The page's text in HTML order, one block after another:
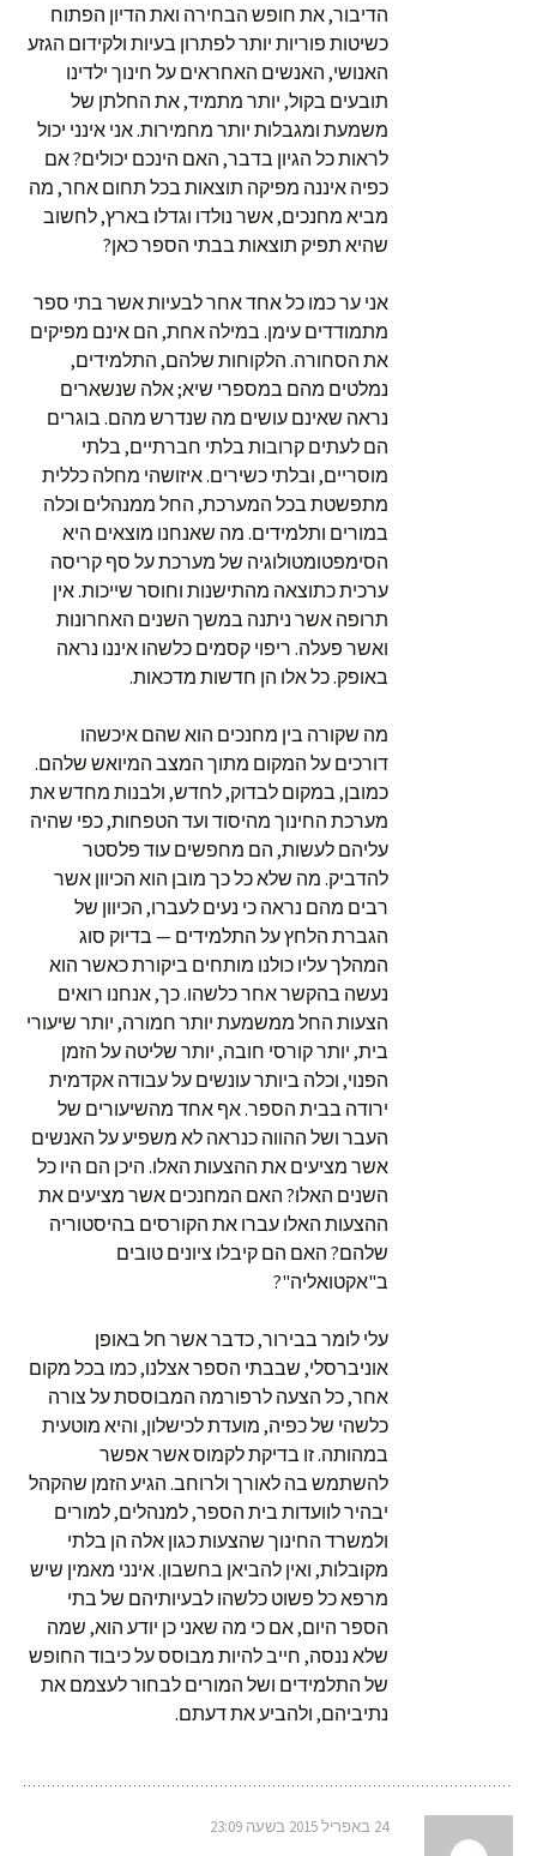
הדיבור, את חופש הבחירה ואת הדיון הפתוח
כשיטות פוריות יותר לפתרון בעיות ולקידום הגזע
האנושי, האנשים האחראים על חינוך ילדינו
תובעים בקול, יותר מתמיד, את החלתן של
משמעת ומגבלות יותר מחמירות. אני אינני יכול
לראות כל הגיון בדבר, האם הינכם יכולים? אם
כפיה איננה מפיקה תוצאות בכל תחום אחר, מה
מביא מחנכים, אשר נולדו וגדלו בארץ, לחשוב
שהיא תפיק תוצאות בבתי הספר כאן?
אני ער כמו כל אחד אחר לבעיות אשר בתי ספר
מתמודדים עימן. במילה אחת, הם אינם מפיקים
את הסחורה. הלקוחות שלהם, התלמידים,
נמלטים מהם במספרי שיא; אלה שנשארים
נראה שאינם עושים מה שנדרש מהם. בוגרים
הם לעתים קרובות בלתי חברתיים, בלתי
מוסריים, ובלתי כשירים. איזושהי מחלה כללית
מתפשטת בכל המערכת, החל ממנהלים וכלה
במורים ותלמידים. מה שאנחנו מוצאים היא
הסימפטומטולוגיה של מערכת על סף קריסה
ערכית כתוצאה מהתישנות וחוסר שייכות. אין
תרופה אשר ניתנה במשך השנים האחרונות
ואשר פעלה. ריפוי קסמים כלשהו איננו נראה
באופק. כל אלו הן חדשות מדכאות.
מה שקורה בין מחנכים הוא שהם איכשהו
דורכים על המקום מתוך המצב המיואש שלהם.
כמובן, במקום לבדוק, לחדש, ולבנות מחדש את
מערכת החינוך מהיסוד ועד הטפחות, כפי שהיה
עליהם לעשות, הם מחפשים עוד פלסטר
להדביק. מה שלא כל כך מובן הוא הכיוון אשר
רבים מהם נראה כי נעים לעברו, הכיוון של
הגברת הלחץ על התלמידים — בדיוק סוג
המהלך עליו כולנו מותחים ביקורת כאשר הוא
נעשה בהקשר אחר כלשהו. כך, אנחנו רואים
הצעות החל ממשמעת יותר חמורה, יותר שיעורי
בית, יותר קורסי חובה, יותר שליטה על הזמן
הפנוי, וכלה ביותר עונשים על עבודה אקדמית
ירודה בבית הספר. אף אחד מהשיעורים של
העבר ושל ההווה כנראה לא משפיע על האנשים
אשר מציעים את ההצעות האלו. היכן הם היו כל
השנים האלו? האם המחנכים אשר מציעים את
ההצעות האלו עברו את הקורסים בהיסטוריה
שלהם? האם הם קיבלו ציונים טובים
ב"אקטואליה"?
עלי לומר בבירור, כדבר אשר חל באופן
אוניברסלי, שבבתי הספר אצלנו, כמו בכל מקום
אחר, כל הצעה לרפורמה המבוססת על צורה
כלשהי של כפיה, מועדת לכישלון, והיא מוטעית
במהותה. זו בדיקת לקמוס אשר אפשר
להשתמש בה לאורך ולרוחב. הגיע הזמן שהקהל
יבהיר לוועדות בית הספר, למנהלים, למורים
ולמשרד החינוך שהצעות כגון אלה הן בלתי
מקובלות, ואין להביאן בחשבון. אינני מאמין שיש
מרפא כל פשוט כלשהו לבעיותיהם של בתי
הספר היום, אם כי מה שאני כן יודע הוא, שמה
שלא ננסה, חייב להיות מבוסס על כיבוד החופש
של התלמידים ושל המורים לבחור לעצמם את
נתיביהם, ולהביע את דעתם.
24 באפריל 2015 בשעה 23:09